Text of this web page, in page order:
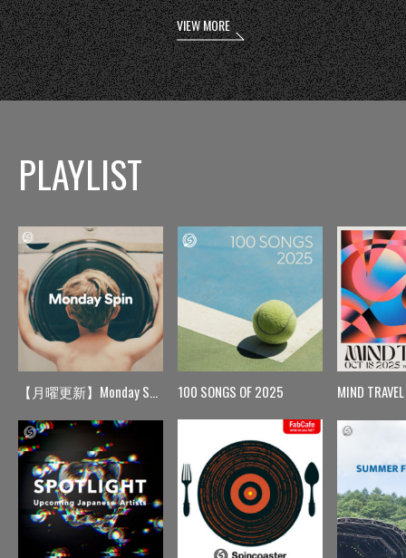
VIEW MORE
PLAYLIST
【月曜更新】Monday Spin 100 SONGS OF 2025 MIND TRAVEL